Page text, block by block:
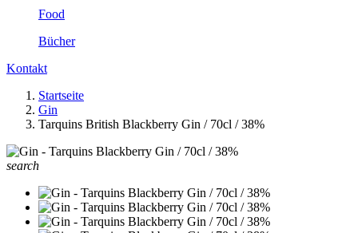
Food
Bücher
Kontakt
Startseite
Gin
Tarquins British Blackberry Gin / 70cl / 38%
search